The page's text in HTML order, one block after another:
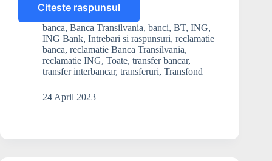
Citeste raspunsul
In
cat
timp
se
face
un
bancar
banca, Banca Transilvania, banci, BT, ING,
ING Bank, Intrebari si raspunsuri, reclamatie
banca, reclamatie Banca Transilvania,
reclamatie ING, Toate, transfer bancar,
transfer interbancar, transferuri, Transfond
24 April 2023